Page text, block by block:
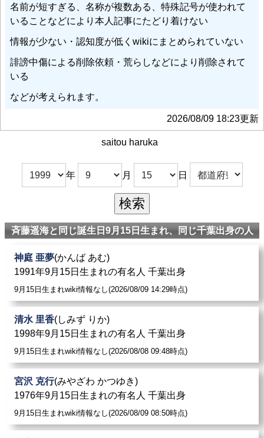
名前が短すぎる、名称が複数ある、特殊記号が使われて
いることなどにより本人記事にたどり着けない
情報が少ない・認知度が低くwikiにまとめられていない
誹謗中傷による削除依頼・荒らしなどにより削除されて
いる
などが考えられます。
2026/08/09 18:23更新
saitou haruka
年 月 日
斉藤遥海と同じ誕生日9月15日生まれ、同じ千葉出身の人
神庭 亜夢(かんば あむ)
1991年9月15日生まれの有名人 千葉出身
9月15日生まれwiki情報なし(2026/08/09 14:29時点)
清水 里香(しみず りか)
1998年9月15日生まれの有名人 千葉出身
9月15日生まれwiki情報なし(2026/08/08 09:48時点)
宮沢 克行(みやざわ かつゆき)
1976年9月15日生まれの有名人 千葉出身
9月15日生まれwiki情報なし(2026/08/09 08:50時点)